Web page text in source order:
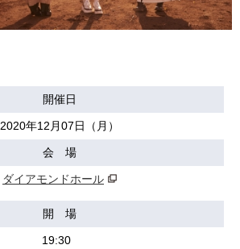
開催日
2020年12月07日（月）
会 場
ダイアモンドホール
開 場
19:30